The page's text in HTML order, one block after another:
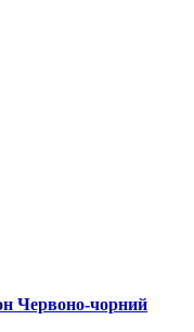
Червоно-чорний